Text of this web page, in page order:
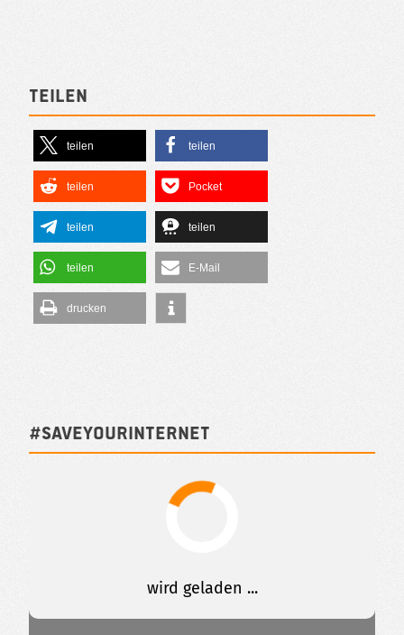
Teilen
teilen teilen
teilen Pocket
teilen teilen
teilen E-Mail
drucken
#SAVEYOURINTERNET